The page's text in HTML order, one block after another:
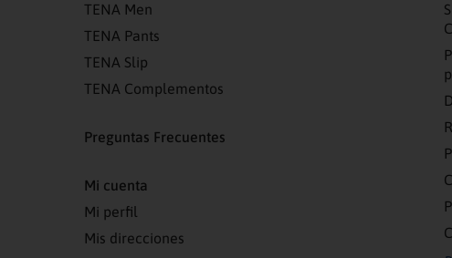
TENA Men
TENA Pants
TENA Slip
TENA Complementos
Preguntas Frecuentes
Mi cuenta
Mi perfil
Mis direcciones